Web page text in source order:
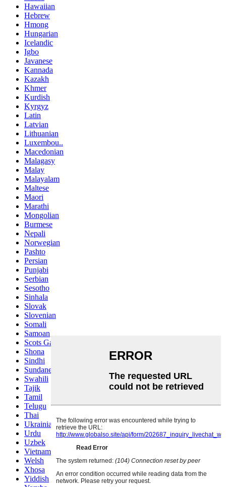
Hawaiian
Hebrew
Hmong
Hungarian
Icelandic
Igbo
Javanese
Kannada
Kazakh
Khmer
Kurdish
Kyrgyz
Latin
Latvian
Lithuanian
Luxembou..
Macedonian
Malagasy
Malay
Malayalam
Maltese
Maori
Marathi
Mongolian
Burmese
Nepali
Norwegian
Pashto
Persian
Punjabi
Serbian
Sesotho
Sinhala
Slovak
Slovenian
Somali
Samoan
Scots Gaelic
Shona
Sindhi
Sundanese
Swahili
Tajik
Tamil
Telugu
Thai
Ukrainian
Urdu
Uzbek
Vietnamese
Welsh
Xhosa
Yiddish